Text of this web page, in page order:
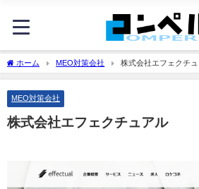
ホーム MEO対策会社 株式会社エフェクチ
MEO対策会社
株式会社エフェクチュアル